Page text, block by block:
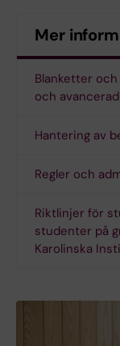
Mer
Blanketter
och
Hantering av
Regler och
Riktlinjer för
studenter på
Karolinska